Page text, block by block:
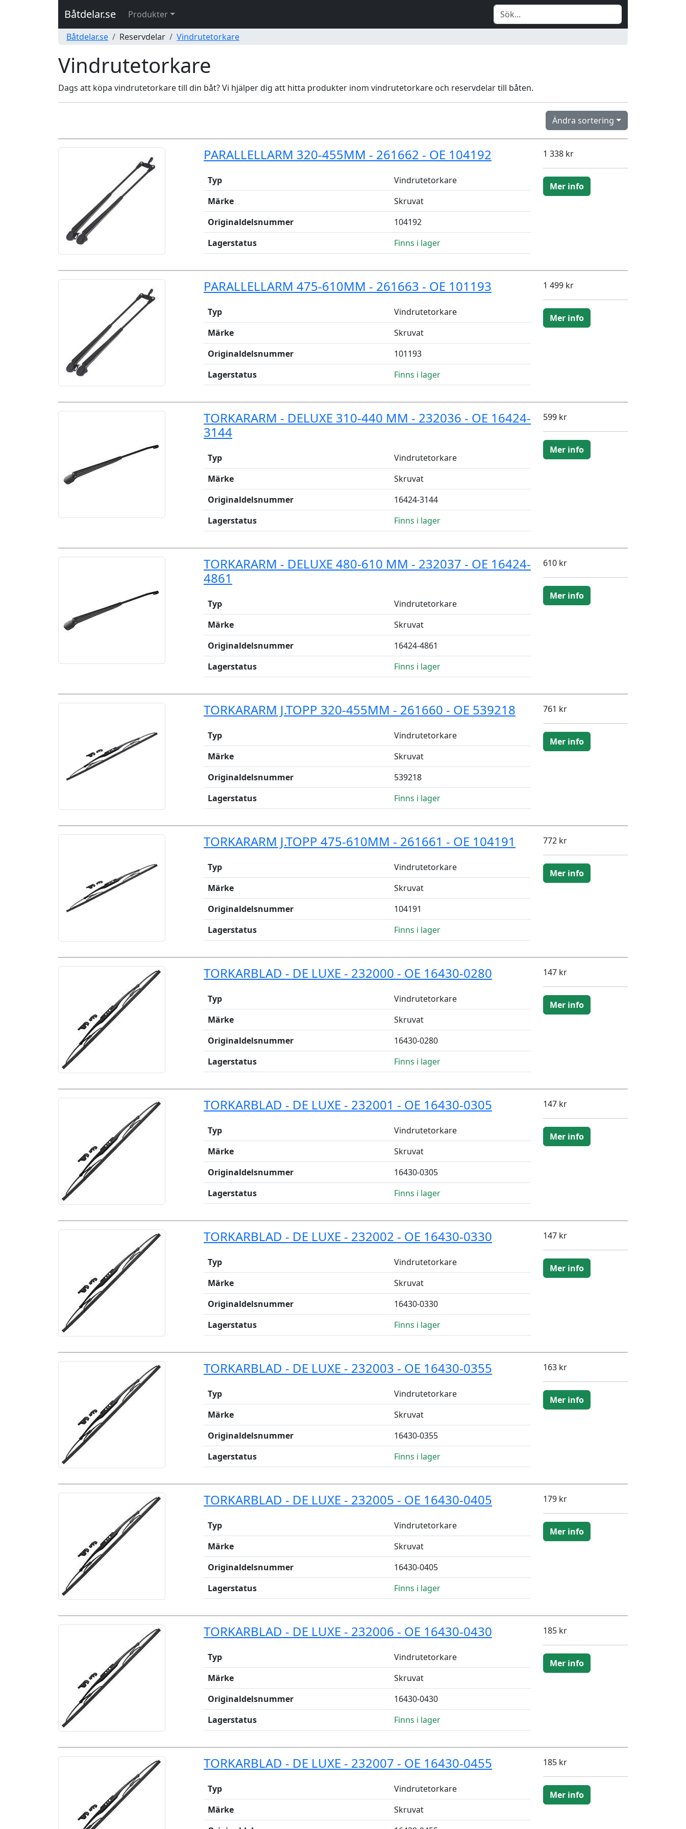
Båtdelar.se
Produkter
Båtdelar.se
Reservdelar Vindrutetorkare
Vindrutetorkare
Dags att köpa vindrutetorkare till din båt? Vi hjälper dig att hitta produkter inom vindrutetorkare och reservdelar till båten.
Ändra sortering
PARALLELLARM 320-455MM - 261662 - OE 104192
Typ
Vindrutetorkare
Märke
Skruvat
Originaldelsnummer
104192
Lagerstatus
Finns i lager
1 338 kr
Mer info
PARALLELLARM 475-610MM - 261663 - OE 101193
Typ
Vindrutetorkare
Märke
Skruvat
Originaldelsnummer
101193
Lagerstatus
Finns i lager
1 499 kr
Mer info
TORKARARM - DELUXE 310-440 MM - 232036 - OE 16424-
3144
Typ
Vindrutetorkare
Märke
Skruvat
Originaldelsnummer
16424-3144
Lagerstatus
Finns i lager
599 kr
Mer info
TORKARARM - DELUXE 480-610 MM - 232037 - OE 16424-
4861
Typ
Vindrutetorkare
Märke
Skruvat
Originaldelsnummer
16424-4861
Lagerstatus
Finns i lager
610 kr
Mer info
TORKARARM J.TOPP 320-455MM - 261660 - OE 539218
Typ
Vindrutetorkare
Märke
Skruvat
Originaldelsnummer
539218
Lagerstatus
Finns i lager
761 kr
Mer info
TORKARARM J.TOPP 475-610MM - 261661 - OE 104191
Typ
Vindrutetorkare
Märke
Skruvat
Originaldelsnummer
104191
Lagerstatus
Finns i lager
772 kr
Mer info
TORKARBLAD - DE LUXE - 232000 - OE 16430-0280
Typ
Vindrutetorkare
Märke
Skruvat
Originaldelsnummer
16430-0280
Lagerstatus
Finns i lager
147 kr
Mer info
TORKARBLAD - DE LUXE - 232001 - OE 16430-0305
Typ
Vindrutetorkare
Märke
Skruvat
Originaldelsnummer
16430-0305
Lagerstatus
Finns i lager
147 kr
Mer info
TORKARBLAD - DE LUXE - 232002 - OE 16430-0330
Typ
Vindrutetorkare
Märke
Skruvat
Originaldelsnummer
16430-0330
Lagerstatus
Finns i lager
147 kr
Mer info
TORKARBLAD - DE LUXE - 232003 - OE 16430-0355
Typ
Vindrutetorkare
Märke
Skruvat
Originaldelsnummer
16430-0355
Lagerstatus
Finns i lager
163 kr
Mer info
TORKARBLAD - DE LUXE - 232005 - OE 16430-0405
Typ
Vindrutetorkare
Märke
Skruvat
Originaldelsnummer
16430-0405
Lagerstatus
Finns i lager
179 kr
Mer info
TORKARBLAD - DE LUXE - 232006 - OE 16430-0430
Typ
Vindrutetorkare
Märke
Skruvat
Originaldelsnummer
16430-0430
Lagerstatus
Finns i lager
185 kr
Mer info
TORKARBLAD - DE LUXE - 232007 - OE 16430-0455
Typ
Vindrutetorkare
Märke
Skruvat
185 kr
Mer info